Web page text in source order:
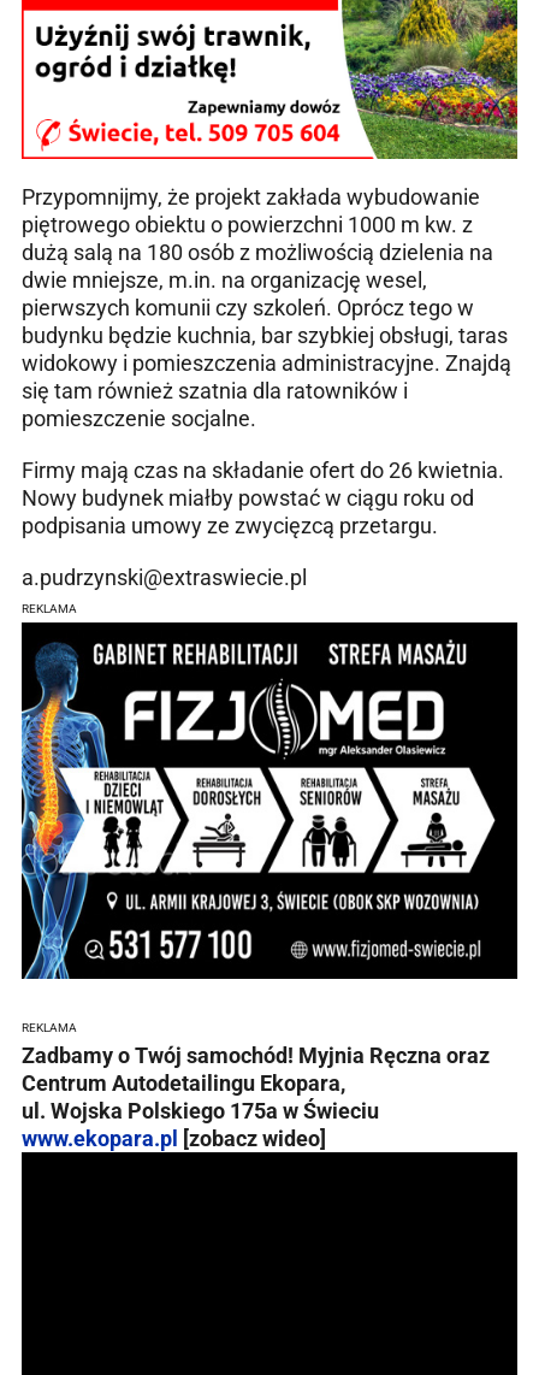
Przypomnijmy, że projekt zakłada wybudowanie
piętrowego obiektu o powierzchni 1000 m kw. z
dużą salą na 180 osób z możliwością dzielenia na
dwie mniejsze, m.in. na organizację wesel,
pierwszych komunii czy szkoleń. Oprócz tego w
budynku będzie kuchnia, bar szybkiej obsługi, taras
widokowy i pomieszczenia administracyjne. Znajdą
się tam również szatnia dla ratowników i
pomieszczenie socjalne.
Firmy mają czas na składanie ofert do 26 kwietnia.
Nowy budynek miałby powstać w ciągu roku od
podpisania umowy ze zwycięzcą przetargu.
a.pudrzynski@extraswiecie.pl
REKLAMA
REKLAMA
Zadbamy o Twój samochód! Myjnia Ręczna oraz
Centrum Autodetailingu Ekopara,
ul. Wojska Polskiego 175a w Świeciu
www.ekopara.pl [zobacz wideo]